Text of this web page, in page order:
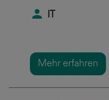
Mehr erfahren